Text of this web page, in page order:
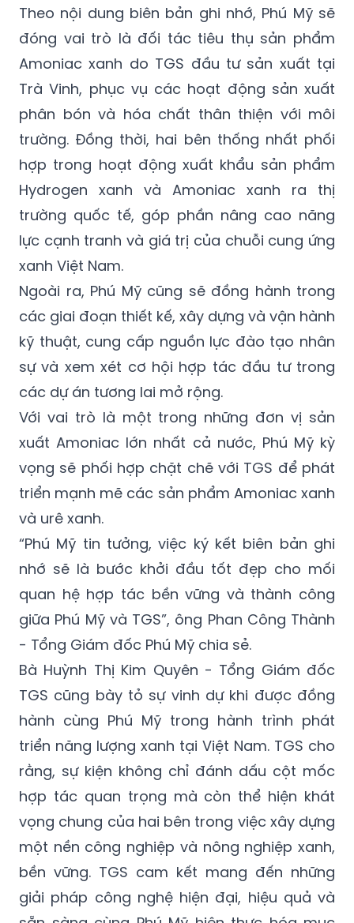
Theo nội dung biên bản ghi nhớ, Phú Mỹ sẽ
đóng vai trò là đối tác tiêu thụ sản phẩm
Amoniac xanh do TGS đầu tư sản xuất tại
Trà Vinh, phục vụ các hoạt động sản xuất
phân bón và hóa chất thân thiện với môi
trường. Đồng thời, hai bên thống nhất phối
hợp trong hoạt động xuất khẩu sản phẩm
Hydrogen xanh và Amoniac xanh ra thị
trường quốc tế, góp phần nâng cao năng
lực cạnh tranh và giá trị của chuỗi cung ứng
xanh Việt Nam.
Ngoài ra, Phú Mỹ cũng sẽ đồng hành trong
các giai đoạn thiết kế, xây dựng và vận hành
kỹ thuật, cung cấp nguồn lực đào tạo nhân
sự và xem xét cơ hội hợp tác đầu tư trong
các dự án tương lai mở rộng.
Với vai trò là một trong những đơn vị sản
xuất Amoniac lớn nhất cả nước, Phú Mỹ kỳ
vọng sẽ phối hợp chặt chẽ với TGS để phát
triển mạnh mẽ các sản phẩm Amoniac xanh
và urê xanh.
“Phú Mỹ tin tưởng, việc ký kết biên bản ghi
nhớ sẽ là bước khởi đầu tốt đẹp cho mối
quan hệ hợp tác bền vững và thành công
giữa Phú Mỹ và TGS”, ông Phan Công Thành
- Tổng Giám đốc Phú Mỹ chia sẻ.
Bà Huỳnh Thị Kim Quyên - Tổng Giám đốc
TGS cũng bày tỏ sự vinh dự khi được đồng
hành cùng Phú Mỹ trong hành trình phát
triển năng lượng xanh tại Việt Nam. TGS cho
rằng, sự kiện không chỉ đánh dấu cột mốc
hợp tác quan trọng mà còn thể hiện khát
vọng chung của hai bên trong việc xây dựng
một nền công nghiệp và nông nghiệp xanh,
bền vững. TGS cam kết mang đến những
giải pháp công nghệ hiện đại, hiệu quả và